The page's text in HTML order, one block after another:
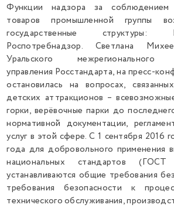
Функции надзора за соблюдением
товаров промышленной группы
государственные
Роспотребнадзор. Светлана
Уральского межрегионального
управления Росстандарта, на пресс-
остановилась на вопросах,
детских аттракционов –
горки, верёвочные парки до
нормативной документации,
услуг в этой сфере. С 1 сентября 2016
года для добровольного применения
национальных стандартов
устанавливаются общие требования
требования безопасности к
технического обслуживания,